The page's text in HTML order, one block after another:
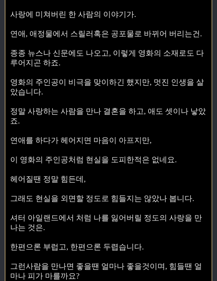
사랑에 미쳐버린 한 사람의 이야기가.
연애, 애정물에서 스릴러혹은 공포물로 바뀌어 버리는건.
종종 뉴스나 신문에도 나오고, 이렇게 영화의 소재로도 다
루어지곤 하죠.
영화의 주인공이 비극을 맞이하긴 했지만, 멋진 인생을 살
았습니다.
정말 사랑하는 사람을 만나 결혼을 하고, 애도 셋이나 낳았
죠.
연애를 하다가 헤어지면 마음이 아프지만,
이 영화의 주인공처럼 현실을 도피한적은 없네요.
헤어질땐 정말 힘든데,
그래도 현실을 외면할 정도로 힘들지는 않았나 봅니다.
셔터 아일랜드에서 처럼 나를 잃어버릴 정도의 사랑을 만
나는 것은.
한편으론 부럽고, 한편으론 두렵습니다.
그런사람을 만나면 좋을땐 얼마나 좋을것이며, 힘들땐 얼
마나 피가 마를까요?